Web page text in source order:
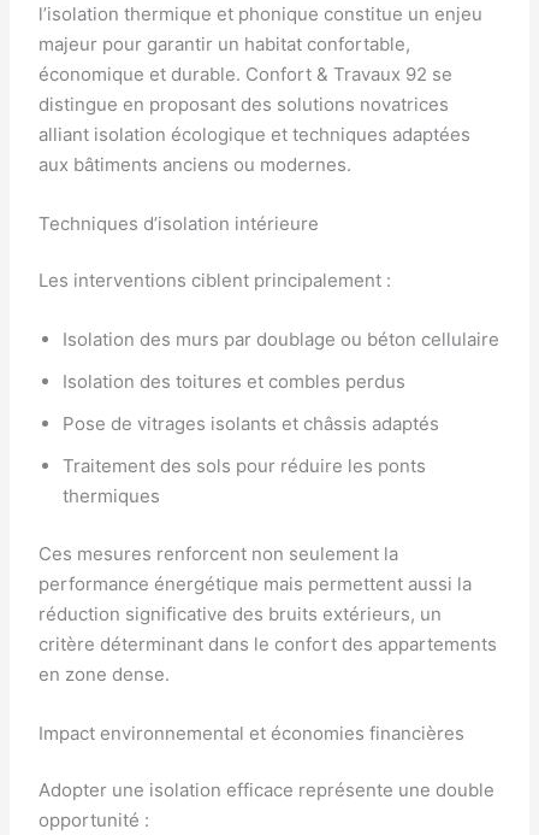
l’isolation thermique et phonique constitue un enjeu
majeur pour garantir un habitat confortable,
économique et durable. Confort & Travaux 92 se
distingue en proposant des solutions novatrices
alliant isolation écologique et techniques adaptées
aux bâtiments anciens ou modernes.
Techniques d’isolation intérieure
Les interventions ciblent principalement :
Isolation des murs par doublage ou béton cellulaire
Isolation des toitures et combles perdus
Pose de vitrages isolants et châssis adaptés
Traitement des sols pour réduire les ponts
thermiques
Ces mesures renforcent non seulement la
performance énergétique mais permettent aussi la
réduction significative des bruits extérieurs, un
critère déterminant dans le confort des appartements
en zone dense.
Impact environnemental et économies financières
Adopter une isolation efficace représente une double
opportunité :